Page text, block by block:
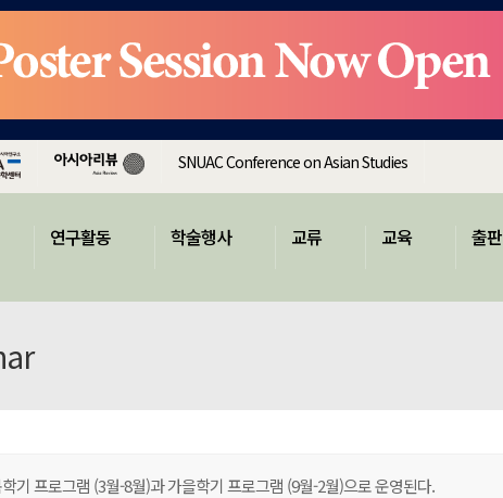
SNUAC Conference on Asian Studies
연구활동 학술행사 교류 교육 출판
기 프로그램 (3월-8월)과 가을학기 프로그램 (9월-2월)으로 운영된다.